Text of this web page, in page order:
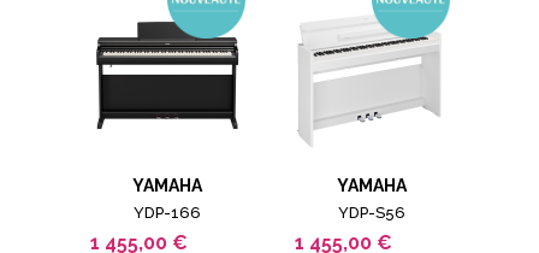
YAMAHA
YDP-166
1 455,00 €
YAMAHA
YDP-S56
1 455,00 €